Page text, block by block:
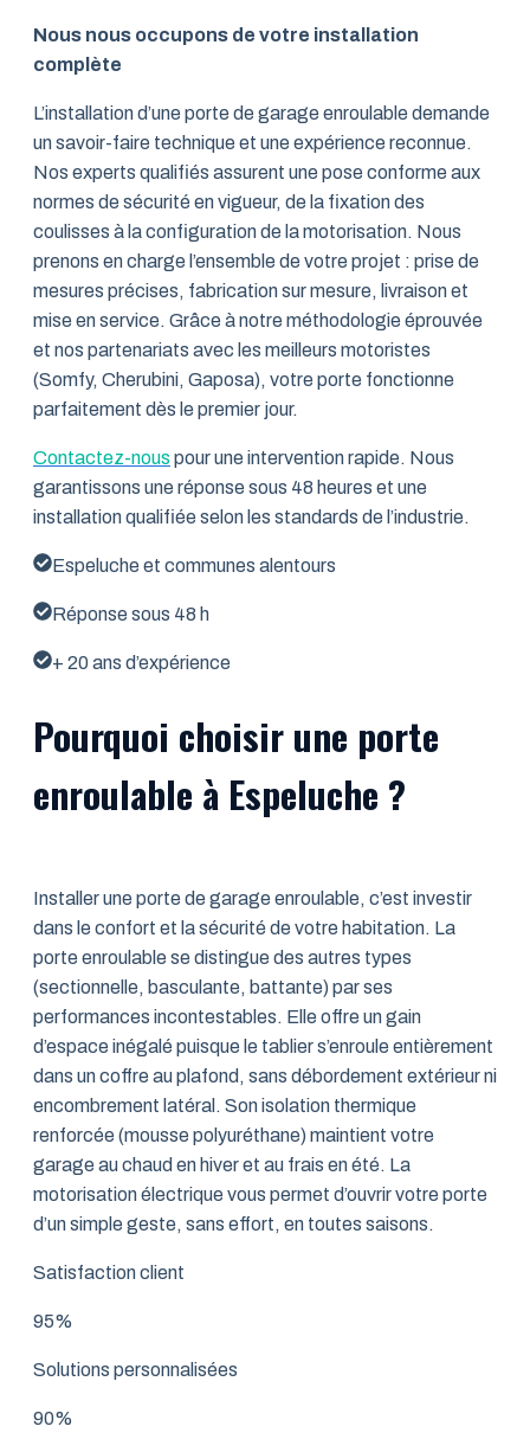
Nous nous occupons de votre installation
complète
L’installation d’une porte de garage enroulable demande
un savoir-faire technique et une expérience reconnue.
Nos experts qualifiés assurent une pose conforme aux
normes de sécurité en vigueur, de la fixation des
coulisses à la configuration de la motorisation. Nous
prenons en charge l’ensemble de votre projet : prise de
mesures précises, fabrication sur mesure, livraison et
mise en service. Grâce à notre méthodologie éprouvée
et nos partenariats avec les meilleurs motoristes
(Somfy, Cherubini, Gaposa), votre porte fonctionne
parfaitement dès le premier jour.
Contactez-nous pour une intervention rapide. Nous
garantissons une réponse sous 48 heures et une
installation qualifiée selon les standards de l’industrie.
Espeluche et communes alentours
Réponse sous 48 h
+ 20 ans d’expérience
Pourquoi choisir une porte
enroulable à Espeluche ?
Installer une porte de garage enroulable, c’est investir
dans le confort et la sécurité de votre habitation. La
porte enroulable se distingue des autres types
(sectionnelle, basculante, battante) par ses
performances incontestables. Elle offre un gain
d’espace inégalé puisque le tablier s’enroule entièrement
dans un coffre au plafond, sans débordement extérieur ni
encombrement latéral. Son isolation thermique
renforcée (mousse polyuréthane) maintient votre
garage au chaud en hiver et au frais en été. La
motorisation électrique vous permet d’ouvrir votre porte
d’un simple geste, sans effort, en toutes saisons.
Satisfaction client
95%
Solutions personnalisées
90%